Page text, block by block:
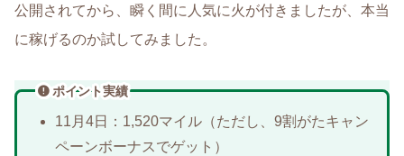
公開されてから、瞬く間に人気に火が付きましたが、本当
に稼げるのか試してみました。
ポイント実績
11月4日：1,520マイル（ただし、9割がたキャン
ペーンボーナスでゲット）